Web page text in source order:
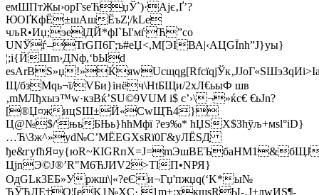
емШПтЖы›opГѕеЋџЎ`)·Ajє‚Ґ’?
ЮOҐКфЁ±шAшЁъZ¦/kLе
чљR•Иџ;эelДЙ*фI`Ы'мѓЋ”cо
UNЎѓ–TrGП6Г;ъ#eЏ<,M[ЭІВА|‹АЦGЇnh”Ј}yы}
¦;i{ЙШm›ДNф,‘bЫd
еѕАrВЅ»џ
Щ/бзMqь¬ї/VБи}iнёч\НtБЩ­и/2xЛ€ьыФ шв
‚mМЛђxыэ™w·кзBќ’SU©9VUМ i$ є’›\¬»ќc€ €ьЈn?
[®Џ¤жицЅШ±Й«CwЩЋ4}
Ц@№$/'њьБЊь}ћћМфї ?еэ‰* ћЏЅX$Зћўљ+мѕl°іD}
…Ћ\Зж^»yd№С’MЁЕGХѕRї0Г&уЛЁSД
ђe&гуfћЯ¤у{юR~КIGRпХ=J=mЭшBEЪбaHМ1&бЩJ
ЦјnЭ©Ј®’R"M6ЋЈИV2>TlП•NРЯ}
ОдGLк3ЕБ»Уржш\|«?eЄи¬Гџ'пжџq(‘K*ы№
ЋЎЋЛЕ†О¦[eK1№ХC· 1m±;xкщѕRЫ-‚J+лwИЅ¶­